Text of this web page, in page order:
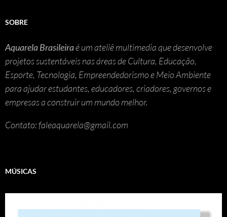
SOBRE
Aquarela Brasileiraé um ateliê multimedia que desenvolve
projetos sustentáveis nas áreas de Cultura, Educação,
Esporte, Tecnologia, Empreendedorismo e Meio Ambiente
para ajudar estudantes, educadores, criadores, governos e
empresas a construir um mundo melhor.
Contato: faleaquarela@gmail.com
MÚSICAS